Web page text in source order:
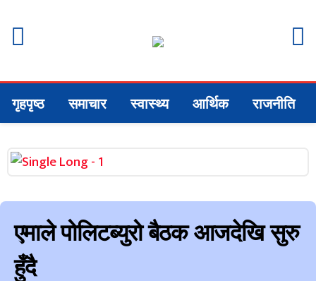
गृहपृष्ठ समाचार स्वास्थ्य आर्थिक राजनीति
एमाले पोलिटब्युरो बैठक आजदेखि सुरु
हुँदै